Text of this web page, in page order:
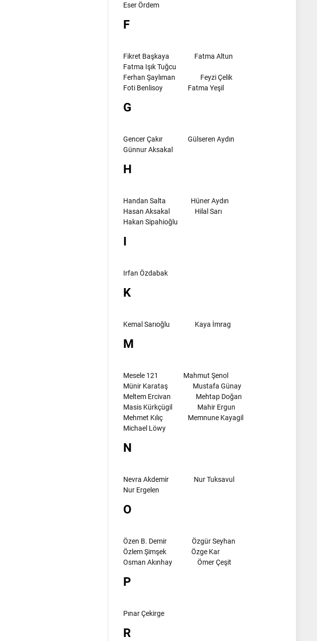
Eser Ördem
F
Fikret Başkaya
Fatma Altun
Fatma Işık Tuğcu
Ferhan Şaylıman
Feyzi Çelik
Foti Benlisoy
Fatma Yeşil
G
Gencer Çakır
Gülseren Aydın
Günnur Aksakal
H
Handan Salta
Hüner Aydın
Hasan Aksakal
Hilal Sarı
Hakan Sipahioğlu
I
Irfan Özdabak
K
Kemal Sarıoğlu Kaya İmrag
M
Mesele 121
Mahmut Şenol
Münir Karataş
Mustafa Günay
Meltem Ercivan
Mehtap Doğan
Masis Kürkçügil
Mahir Ergun
Mehmet Kılıç
Memnune Kayagil
Michael Löwy
N
Nevra Akdemir
Nur Tuksavul
Nur Ergelen
O
Özen B. Demir
Özgür Seyhan
Özlem Şimşek
Özge Kar
Osman Akınhay
Ömer Çeşit
P
Pınar Çekirge
R